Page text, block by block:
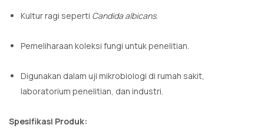
Kultur ragi seperti Candida albicans.
Pemeliharaan koleksi fungi untuk penelitian.
Digunakan dalam uji mikrobiologi di rumah sakit,
laboratorium penelitian, dan industri.
Spesifikasi Produk: